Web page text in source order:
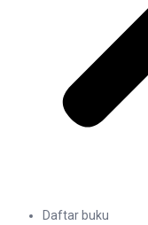
Daftar buku